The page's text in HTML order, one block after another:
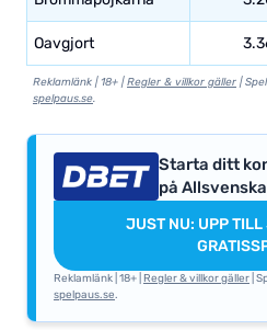
Oavgjort
Reklamlänk | 18+ |Regler & villkor gäller |
spelpaus.se.
Starta ditt
på
JUST NU: UPP TILL
Reklamlänk | 18+ | Regler & villkor gäller |
spelpaus.se.